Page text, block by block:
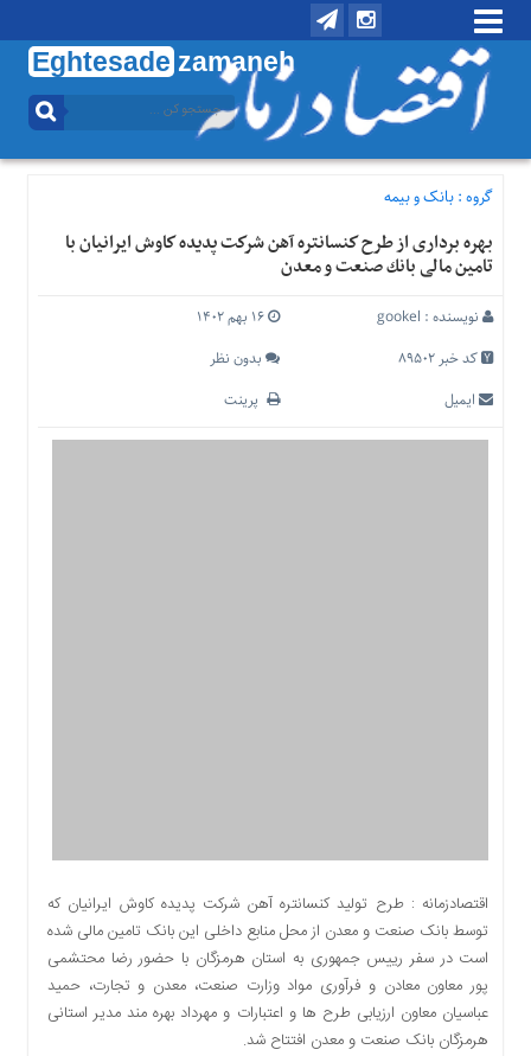
Eghtesade zamaneh
منوی
تماس
درباره
منوی
خانه
اقتصادی
اجتماعی
معدن
نفت
انرژی
فناوری
منظقه
گروه :بانک و بیمه
بهره برداری از طرح كنسانتره آهن شركت پدیده كاوش ایرانیان با
تامین مالی بانك صنعت و معدن
نویسنده : gookel
۱۶ بهم ۱۴۰۲
کد خبر 89502
بدون نظر
ایمیل
پرینت
اقتصادزمانه : طرح تولید کنسانتره آهن شرکت پدیده کاوش ایرانیان که
توسط بانک صنعت و معدن از محل منابع داخلی این بانک تامین مالی شده
است در سفر رییس جمهوری به استان هرمزگان با حضور رضا محتشمی
پور معاون معادن و فرآوری مواد وزارت صنعت، معدن و تجارت، حمید
عباسیان معاون ارزیابی طرح ها و اعتبارات و مهرداد بهره مند مدیر استانی
هرمزگان بانک صنعت و معدن افتتاح شد.